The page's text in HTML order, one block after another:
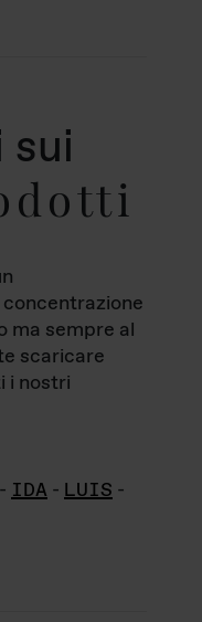
sui
ma sempre al
scaricare
i nostri
- IDA - LUIS -